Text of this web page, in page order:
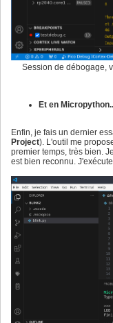
Session de débogage,
Et en
Enfin, je fais un dernier
Project). L'outil me
premier temps, très bien.
est bien reconnu.